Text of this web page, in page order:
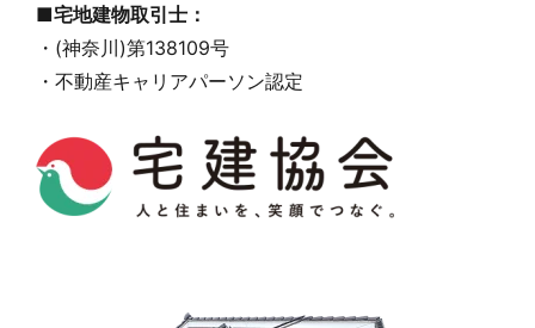
■宅地建物取引士：
・(神奈川)第138109号
・不動産キャリアパーソン認定